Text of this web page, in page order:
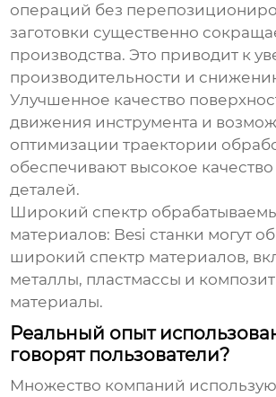
операций без
заготовки существенно
производства. Это приводит к
производительности и
Улучшенное качество
движения инструмента и
оптимизации траектории
обеспечивают высокое
деталей.
Широкий спектр
материалов: Besi станки могут
широкий спектр материалов,
металлы, пластмассы и
материалы.
Реальный опыт
говорят пользователи?
Множество компаний